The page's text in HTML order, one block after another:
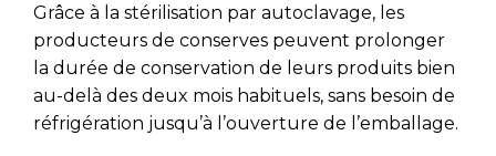
Grâce à la stérilisation par autoclavage, les
producteurs de conserves peuvent prolonger
la durée de conservation de leurs produits bien
au-delà des deux mois habituels, sans besoin de
réfrigération jusqu’à l’ouverture de l’emballage.